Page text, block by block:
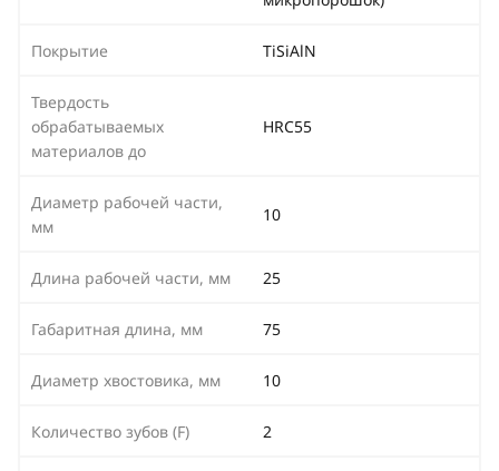
Покрытие TiSiAlN
Твердость
обрабатываемых
материалов до
HRC55
Диаметр рабочей части,
мм
10
Длина рабочей части, мм 25
Габаритная длина, мм 75
Диаметр хвостовика, мм 10
Количество зубов (F) 2